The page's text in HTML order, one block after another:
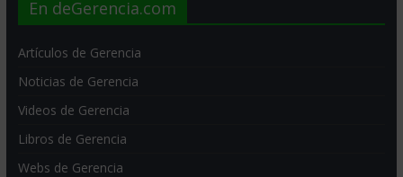
En deGerencia.com
Artículos de Gerencia
Noticias de Gerencia
Videos de Gerencia
Libros de Gerencia
Webs de Gerencia